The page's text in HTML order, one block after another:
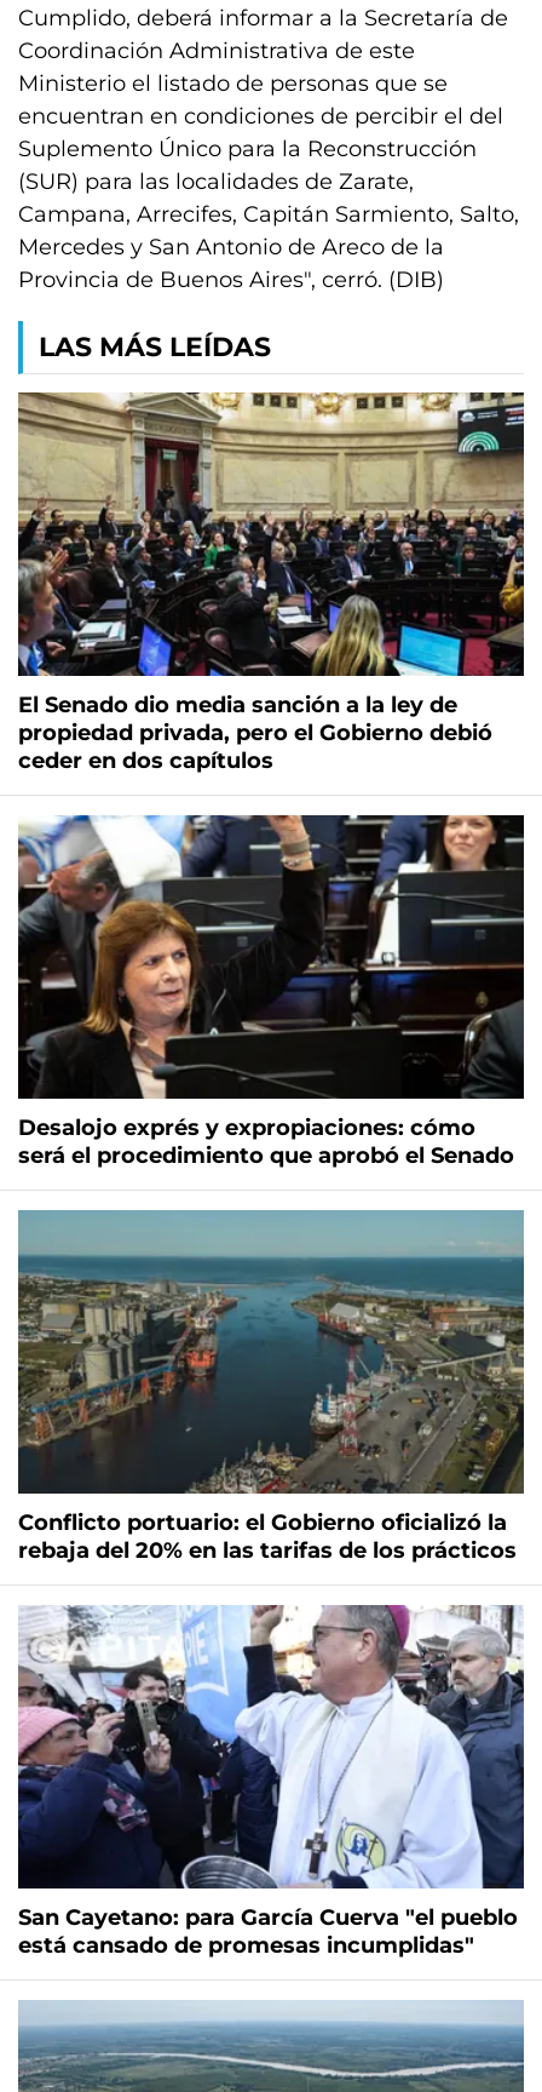
Cumplido, deberá informar a la Secretaría de
Coordinación Administrativa de este
Ministerio el listado de personas que se
encuentran en condiciones de percibir el del
Suplemento Único para la Reconstrucción
(SUR) para las localidades de Zarate,
Campana, Arrecifes, Capitán Sarmiento, Salto,
Mercedes y San Antonio de Areco de la
Provincia de Buenos Aires", cerró. (DIB)
LAS MÁS LEÍDAS
El Senado dio media sanción a la ley de
propiedad privada, pero el Gobierno debió
ceder en dos capítulos
Desalojo exprés y expropiaciones: cómo
será el procedimiento que aprobó el Senado
Conflicto portuario: el Gobierno oficializó la
rebaja del 20% en las tarifas de los prácticos
San Cayetano: para García Cuerva "el pueblo
está cansado de promesas incumplidas"